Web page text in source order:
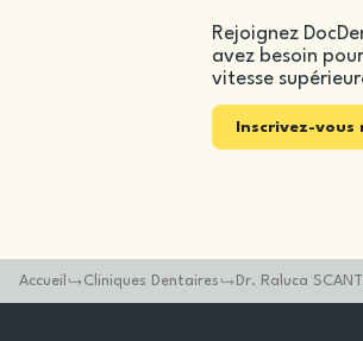
Rejoignez
avez besoin
vitesse
Inscrivez-
Accueil Cliniques Dentaires Dr. Raluca